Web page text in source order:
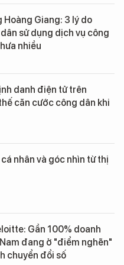
Hoàng Giang: 3 lý do
sử dụng dịch vụ công
nhiều
danh điện tử trên
căn cước công dân khi
nhân và góc nhìn từ thị
Gần 100% doanh
đang ở "điểm nghẽn"
chuyển đổi số